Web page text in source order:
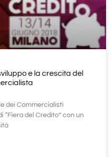
e la crescita del
dei Commercialisti
“Fiera del Credito” con un